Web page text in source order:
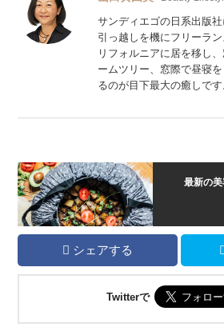
サンディエゴの日系出版
引っ越しを機にフリーラ
リフォルニアに居を移し
ームツリー、窓際で昼寝
るのが目下最大の癒しです
最新の美
シェアする
Twitterで